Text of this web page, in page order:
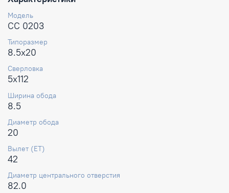
Модель
CC 0203
Типоразмер
8.5x20
Сверловка
5x112
Ширина обода
8.5
Диаметр обода
20
Вылет (ET)
42
Диаметр центрального отверстия
82.0